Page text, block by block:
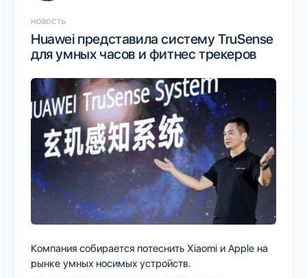
НОВОСТЬ
Huawei представила систему TruSense
для умных часов и фитнес трекеров
Компания собирается потеснить Xiaomi и Apple на
рынке умных носимых устройств.